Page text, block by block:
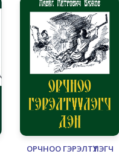
ОРЧНОО ГЭРЭЛТҮҮЛЭГЧ